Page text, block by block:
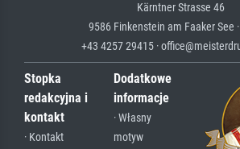
Kärntner Strasse 46
9586 Finkenstein am Faaker See
+43 4257 29415 ·
Stopka
redakcyjna i
kontakt
· Kontakt
Dodatkowe
informacje
· Własny
motyw